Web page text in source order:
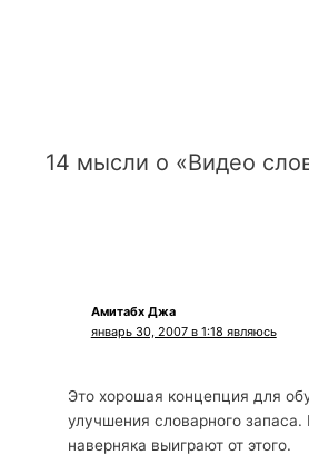
14 мысли о «Видео
Амитабх Джа
январь 30, 2007 в 1:18 являюсь
Это хорошая концепция для
улучшения словарного запаса.
наверняка выиграют от этого.